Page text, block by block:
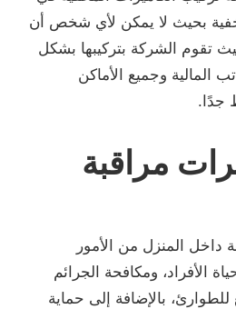
بحيث لا يمكن لأي شخص أن
تقوم الشركة بتركيبها بشكل
المالية وجميع الأماكن
جدًا.
مراقبة
داخل المنزل من الأمور
الأفراد، ومكافحة الجرائم
بالإضافة إلى حماية